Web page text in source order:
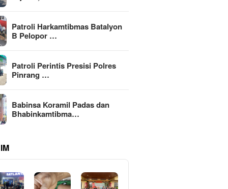
Patroli Harkamtibmas Batalyon
B Pelopor …
Patroli Perintis Presisi Polres
Pinrang …
Babinsa Koramil Padas dan
Bhabinkamtibma…